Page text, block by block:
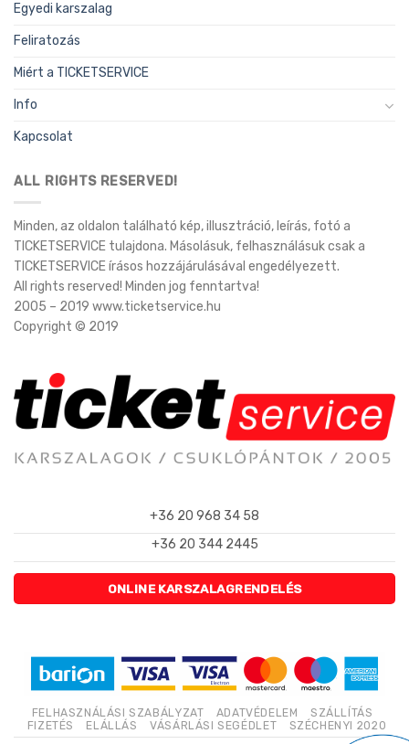
Egyedi karszalag
Feliratozás
Miért a TICKETSERVICE
Info
Kapcsolat
ALL RIGHTS RESERVED!
Minden, az oldalon található kép, illusztráció, leírás, fotó a
TICKETSERVICE tulajdona. Másolásuk, felhasználásuk csak a
TICKETSERVICE írásos hozzájárulásával engedélyezett.
All rights reserved! Minden jog fenntartva!
2005 – 2019 www.ticketservice.hu
Copyright © 2019
+36 20 968 34 58
+36 20 344 2445
ONLINE KARSZALAGRENDELÉS
FELHASZNÁLÁSI SZABÁLYZAT ADATVÉDELEM
SZÁLLÍTÁS
FIZETÉS
ELÁLLÁS VÁSÁRLÁSI SEGÉDLET SZÉCHENYI 2020